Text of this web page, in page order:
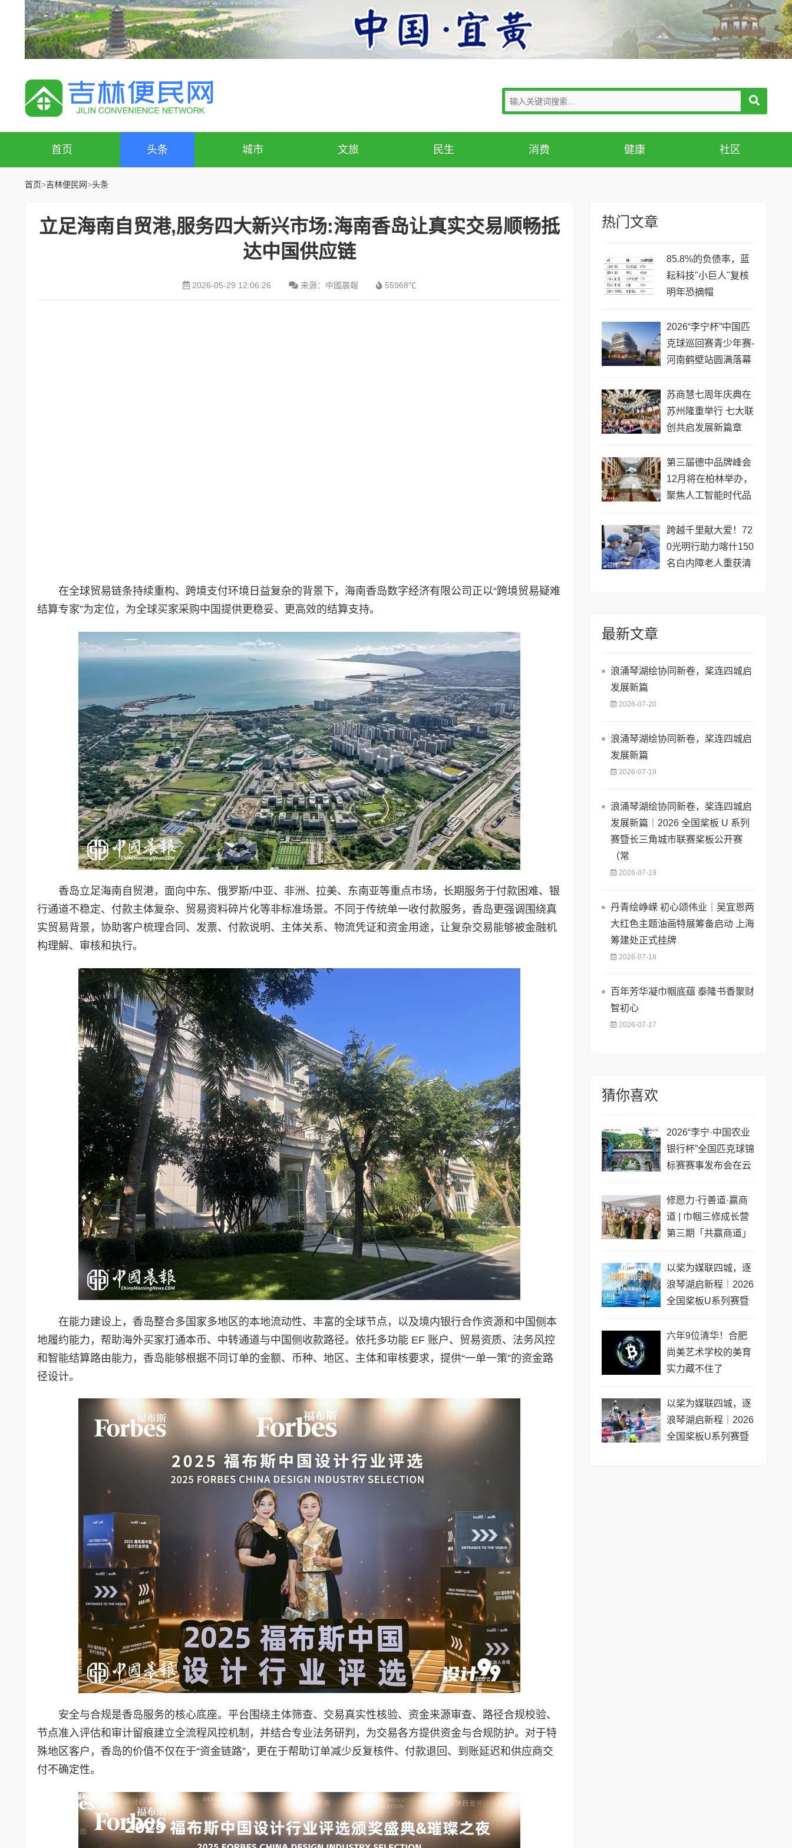
首页 头条 城市 文旅 民生 消费 健康 社区
首页>吉林便民网>头条
立足海南自贸港,服务四大新兴市场:海南香岛让真实交易顺畅抵
达中国供应链
2026-05-29 12:06:26 来源：中國晨報 55968℃
在全球贸易链条持续重构、跨境支付环境日益复杂的背景下，海南香岛数字经济有限公司正以“跨境贸易疑难
结算专家”为定位，为全球买家采购中国提供更稳妥、更高效的结算支持。
香岛立足海南自贸港，面向中东、俄罗斯/中亚、非洲、拉美、东南亚等重点市场，长期服务于付款困难、银
行通道不稳定、付款主体复杂、贸易资料碎片化等非标准场景。不同于传统单一收付款服务，香岛更强调围绕真
实贸易背景，协助客户梳理合同、发票、付款说明、主体关系、物流凭证和资金用途，让复杂交易能够被金融机
构理解、审核和执行。
在能力建设上，香岛整合多国家多地区的本地流动性、丰富的全球节点，以及境内银行合作资源和中国侧本
地履约能力，帮助海外买家打通本币、中转通道与中国侧收款路径。依托多功能 EF 账户、贸易资质、法务风控
和智能结算路由能力，香岛能够根据不同订单的金额、币种、地区、主体和审核要求，提供“一单一策”的资金路
径设计。
安全与合规是香岛服务的核心底座。平台围绕主体筛查、交易真实性核验、资金来源审查、路径合规校验、
节点准入评估和审计留痕建立全流程风控机制，并结合专业法务研判，为交易各方提供资金与合规防护。对于特
殊地区客户，香岛的价值不仅在于“资金链路”，更在于帮助订单减少反复核件、付款退回、到账延迟和供应商交
付不确定性。
热门文章
85.8%的负债率，蓝
耘科技"小巨人"复核
明年恐摘帽
2026“李宁杯”中国匹
克球巡回赛青少年赛-
河南鹤壁站圆满落幕
苏商慧七周年庆典在
苏州隆重举行 七大联
创共启发展新篇章
第三届德中品牌峰会
12月将在柏林举办，
聚焦人工智能时代品
跨越千里献大爱！72
0光明行助力喀什150
名白内障老人重获清
最新文章
浪涌琴湖绘协同新卷，桨连四城启
发展新篇
2026-07-20
浪涌琴湖绘协同新卷，桨连四城启
发展新篇
2026-07-19
浪涌琴湖绘协同新卷，桨连四城启
发展新篇｜2026 全国桨板 U 系列
赛暨长三角城市联赛桨板公开赛
（常
2026-07-19
丹青绘峥嵘 初心颂伟业｜吴宜恩两
大红色主题油画特展筹备启动 上海
筹建处正式挂牌
2026-07-18
百年芳华凝巾帼底蕴 泰隆书香聚财
智初心
2026-07-17
猜你喜欢
2026“李宁·中国农业
银行杯”全国匹克球锦
标赛赛事发布会在云
修愿力·行善道·赢商
道 | 巾帼三修成长营
第三期「共赢商道」
以桨为媒联四城，逐
浪琴湖启新程｜2026
全国桨板U系列赛暨
公开赛（常熟站）即
将开赛
六年9位清华！合肥
尚美艺术学校的美育
实力藏不住了
以桨为媒联四城，逐
浪琴湖启新程｜2026
全国桨板U系列赛暨